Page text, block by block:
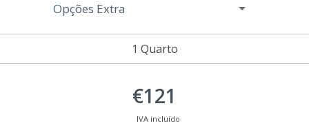
1 Quarto
Opções Extra
€121
IVA incluído